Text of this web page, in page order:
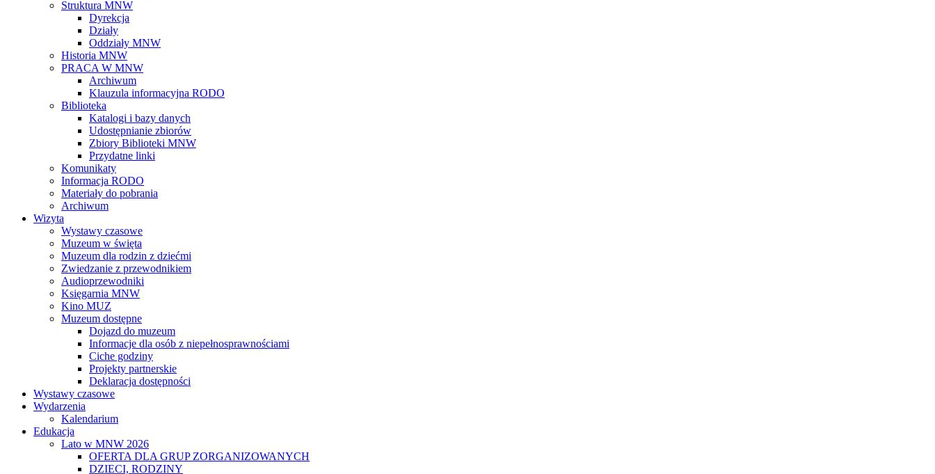
Struktura MNW
Dyrekcja
Działy
Oddziały MNW
Historia MNW
PRACA W MNW
Archiwum
Klauzula informacyjna RODO
Biblioteka
Katalogi i bazy danych
Udostępnianie zbiorów
Zbiory Biblioteki MNW
Przydatne linki
Komunikaty
Informacja RODO
Materiały do pobrania
Archiwum
Wizyta
Wystawy czasowe
Muzeum w święta
Muzeum dla rodzin z dziećmi
Zwiedzanie z przewodnikiem
Audioprzewodniki
Księgarnia MNW
Kino MUZ
Muzeum dostępne
Dojazd do muzeum
Informacje dla osób z niepełnosprawnościami
Ciche godziny
Projekty partnerskie
Deklaracja dostępności
Wystawy czasowe
Wydarzenia
Kalendarium
Edukacja
Lato w MNW 2026
OFERTA DLA GRUP ZORGANIZOWANYCH
DZIECI, RODZINY